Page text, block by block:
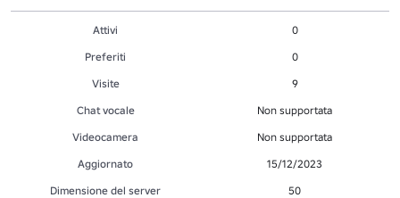
Attivi
0
Preferiti
0
Visite
9
Chat vocale
Non supportata
Videocamera
Non supportata
Aggiornato
15/12/2023
Dimensione del server
50